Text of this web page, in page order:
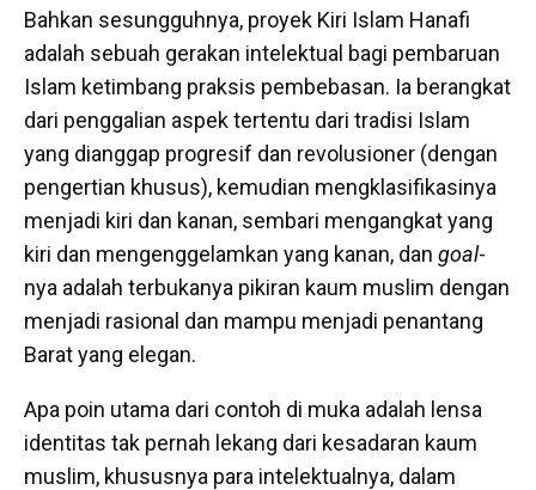
Bahkan sesungguhnya, proyek Kiri Islam Hanafi
adalah sebuah gerakan intelektual bagi pembaruan
Islam ketimbang praksis pembebasan. Ia berangkat
dari penggalian aspek tertentu dari tradisi Islam
yang dianggap progresif dan revolusioner (dengan
pengertian khusus), kemudian mengklasifikasinya
menjadi kiri dan kanan, sembari mengangkat yang
kiri dan mengenggelamkan yang kanan, dan goal-
nya adalah terbukanya pikiran kaum muslim dengan
menjadi rasional dan mampu menjadi penantang
Barat yang elegan.
Apa poin utama dari contoh di muka adalah lensa
identitas tak pernah lekang dari kesadaran kaum
muslim, khususnya para intelektualnya, dalam